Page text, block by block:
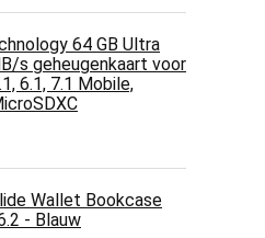
64 GB Ultra
s geheugenkaart voor
6.1, 7.1 Mobile,
Wallet Bookcase
- Blauw